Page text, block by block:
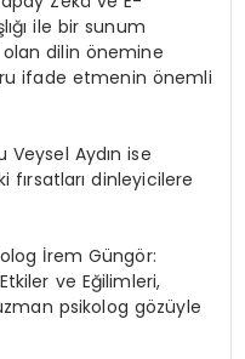
ile bir sunum
dilin önemine
ifade etmenin önemli
Veysel Aydın ise
dinleyicilere
İrem Güngör:
ve Eğilimleri,
uzman psikolog gözüyle